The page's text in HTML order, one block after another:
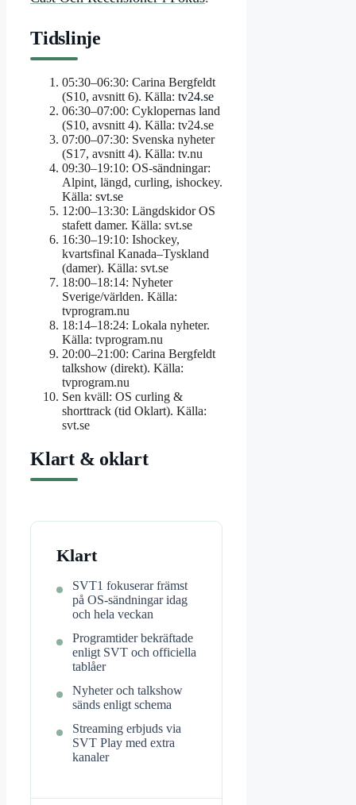
Tidslinje
05:30–06:30: Carina Bergfeldt
(S10, avsnitt 6). Källa: tv24.se
06:30–07:00: Cyklopernas land
(S10, avsnitt 4). Källa: tv24.se
07:00–07:30: Svenska nyheter
(S17, avsnitt 4). Källa: tv.nu
09:30–19:10: OS-sändningar:
Alpint, längd, curling, ishockey.
Källa: svt.se
12:00–13:30: Längdskidor OS
stafett damer. Källa: svt.se
16:30–19:10: Ishockey,
kvartsfinal Kanada–Tyskland
(damer). Källa: svt.se
18:00–18:14: Nyheter
Sverige/världen. Källa:
tvprogram.nu
18:14–18:24: Lokala nyheter.
Källa: tvprogram.nu
20:00–21:00: Carina Bergfeldt
talkshow (direkt). Källa:
tvprogram.nu
Sen kväll: OS curling &
shorttrack (tid Oklart). Källa:
svt.se
Klart & oklart
Klart
SVT1 fokuserar främst
på OS-sändningar idag
och hela veckan
Programtider bekräftade
enligt SVT och officiella
tablåer
Nyheter och talkshow
sänds enligt schema
Streaming erbjuds via
SVT Play med extra
kanaler